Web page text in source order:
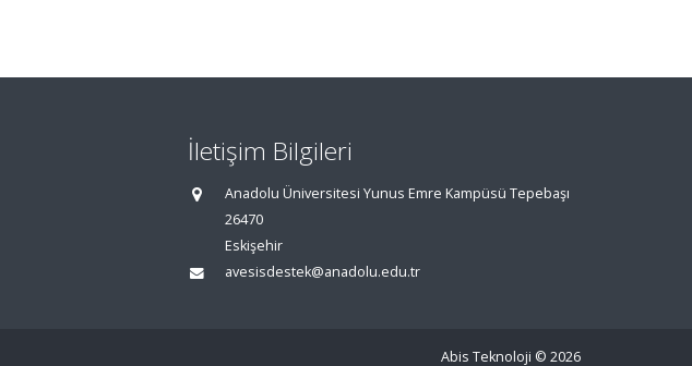
İletişim Bilgileri
Anadolu Üniversitesi Yunus Emre Kampüsü Tepebaşı
26470
Eskişehir
avesisdestek@anadolu.edu.tr
Abis Teknoloji © 2026